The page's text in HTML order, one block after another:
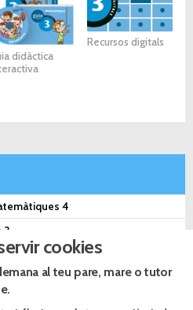
didàctica
Recursos digitals
4
3
4
cookies
al teu pare, mare o tutor